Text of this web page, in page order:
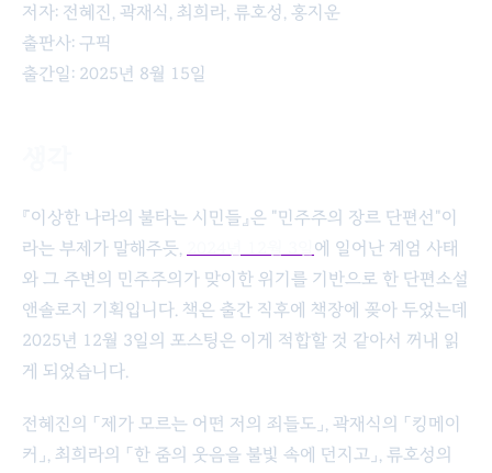
저자: 전혜진, 곽재식, 최희라, 류호성, 홍지운
출판사: 구픽
출간일: 2025년 8월 15일
『이상한 나라의 불타는 시민들』은 "민주주의 장르 단편선"이
라는 부제가 말해주듯,
에 일어난 계엄 사태
와 그 주변의 민주주의가 맞이한 위기를 기반으로 한 단편소설
앤솔로지 기획입니다. 책은 출간 직후에 책장에 꽂아 두었는데
2025년 12월 3일의 포스팅은 이게 적합할 것 같아서 꺼내 읽
게 되었습니다.
전혜진의 「제가 모르는 어떤 저의 죄들도」, 곽재식의 「킹메이
커」, 최희라의 「한 줌의 웃음을 불빛 속에 던지고」, 류호성의